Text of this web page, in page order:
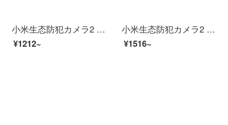
小米生态防犯カメラ2 Kスーパーマーケットサポート米家APP人型探测赤外线夜間视用家ビディアンカメラカメラシステム
¥1212~
小米生态防犯カメラ2 Kスーパーマーケットサポート米家APP人型探测赤外线夜間视用ビディオカーンテェイン
¥1516~